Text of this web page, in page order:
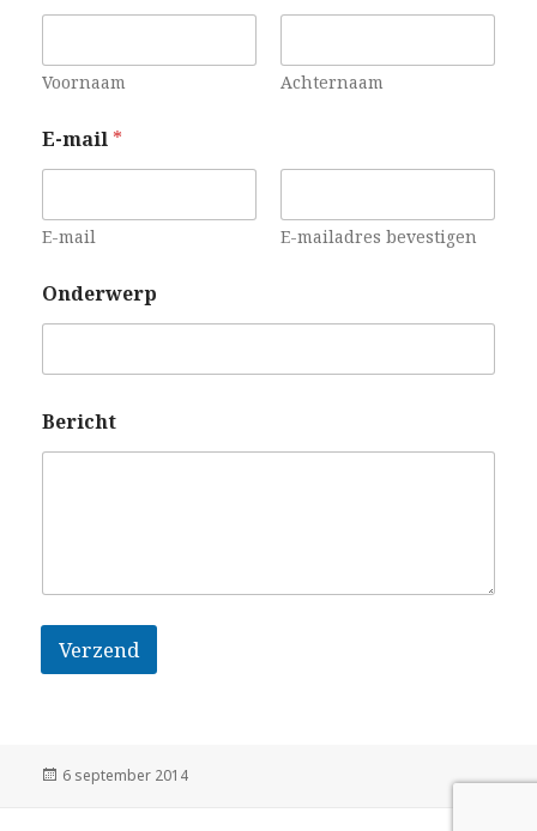
Voornaam Achternaam
E-mail *
E-mail E-mailadres bevestigen
Onderwerp
Bericht
Verzend
e
Geplaatst
6 september 2014